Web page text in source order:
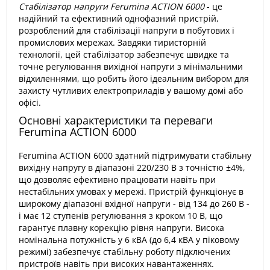
Стабілізатор напруги Ferumina ACTION 6000- це
надійний та ефективний однофазний пристрій,
розроблений для стабілізації напруги в побутових і
промислових мережах. Завдяки тиристорній
технології, цей стабілізатор забезпечує швидке та
точне регулювання вихідної напруги з мінімальними
відхиленнями, що робить його ідеальним вибором для
захисту чутливих електроприладів у вашому домі або
офісі.
Основні характеристики та переваги
Ferumina ACTION 6000
Ferumina ACTION 6000 здатний підтримувати стабільну
вихідну напругу в діапазоні 220/230 В з точністю ±4%,
що дозволяє ефективно працювати навіть при
нестабільних умовах у мережі. Пристрій функціонує в
широкому діапазоні вхідної напруги - від 134 до 260 В -
і має 12 ступенів регулювання з кроком 10 В, що
гарантує плавну корекцію рівня напруги. Висока
номінальна потужність у 6 кВА (до 6,4 кВА у піковому
режимі) забезпечує стабільну роботу підключених
пристроїв навіть при високих навантаженнях​.